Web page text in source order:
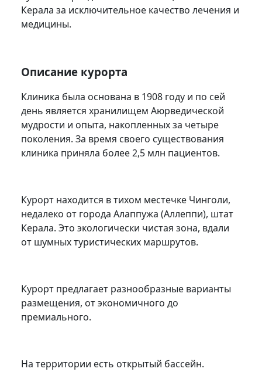
Керала за исключительное качество лечения и
медицины.
Описание курорта
Клиника была основана в 1908 году и по сей
день является хранилищем Аюрведической
мудрости и опыта, накопленных за четыре
поколения. За время своего существования
клиника приняла более 2,5 млн пациентов.
Курорт находится в тихом местечке Чинголи,
недалеко от города Алаппужа (Аллеппи), штат
Керала. Это экологически чистая зона, вдали
от шумных туристических маршрутов.
Курорт предлагает разнообразные варианты
размещения, от экономичного до
премиального.
На территории есть открытый бассейн.